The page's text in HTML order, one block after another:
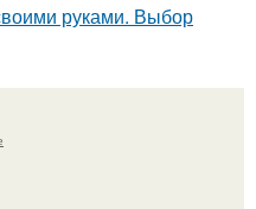
руками. Выбор